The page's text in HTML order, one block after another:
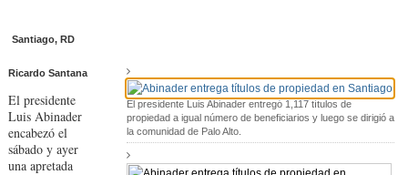
Santiago, RD
El presidente Luis Abinader entregó 1,117 títulos de
propiedad a igual número de beneficiarios y luego se dirigió a
la comunidad de Palo Alto.
Ricardo Santana
El presidente
Luis Abina­der
encabezó el
sábado y ayer
una apretada